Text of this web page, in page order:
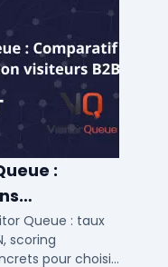
:
B2B
Queue : taux
scoring
pour choisir